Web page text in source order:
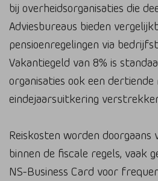
bij overheidsorganisaties die
Adviesbureaus bieden
pensioenregelingen via
Vakantiegeld van 8% is
organisaties ook een dertiende
eindejaarsuitkering
Reiskosten worden doorgaans
binnen de fiscale regels, vaak
NS-Business Card voor